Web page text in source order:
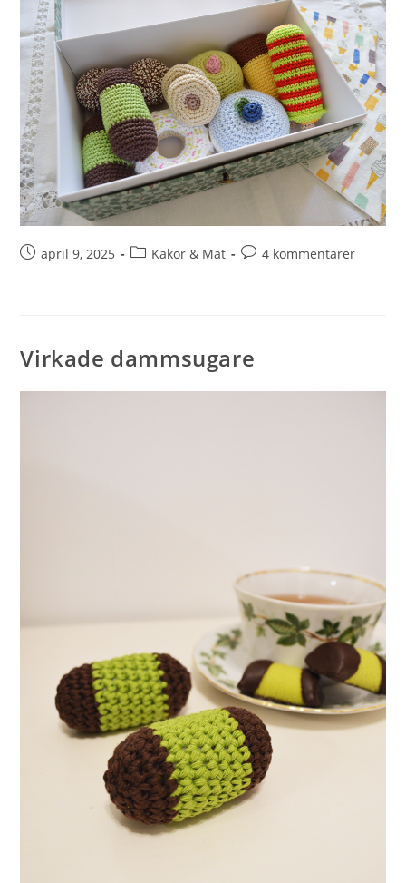
april 9, 2025 Kakor & Mat 4 kommentarer
Virkade dammsugare